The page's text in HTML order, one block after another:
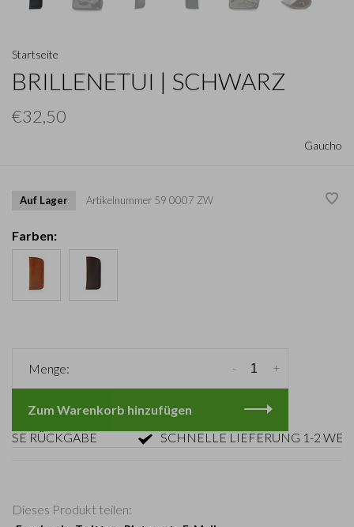
Startseite
BRILLENETUI | SCHWARZ
€32,50
Gaucho
Auf Lager Artikelnummer 59 0007 ZW
Farben:
Menge: +
-
Zum Warenkorb hinzufügen
RÜCKGABE
SCHNELLE LIEFERUNG 1-2
Dieses Produkt teilen: